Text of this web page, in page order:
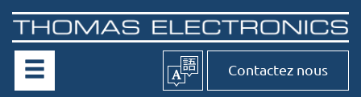
Contactez nous